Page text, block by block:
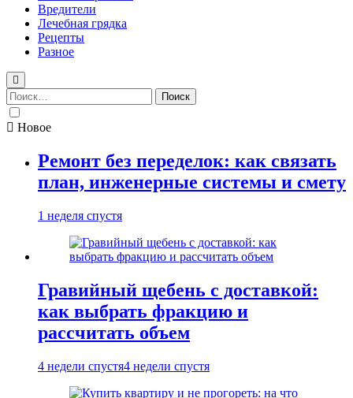
Вредители
Лечебная грядка
Рецепты
Разное
Найти:
Новое
Ремонт без переделок: как связать
план, инженерные системы и смету
1 неделя спустя
Гравийный щебень с доставкой:
как выбрать фракцию и
рассчитать объем
4 недели спустя4 недели спустя